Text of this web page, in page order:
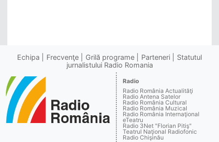
Echipa Frecvenţe Grilă programe Parteneri
Statutul
jurnalistului Radio Romania
Radio
Radio România Actualităţi
Radio Antena Satelor
Radio România Cultural
Radio România Muzical
Radio România Internaţional
eTeatru
Radio 3Net "Florian Pitiş"
Teatrul Naţional Radiofonic
Radio Chişinău